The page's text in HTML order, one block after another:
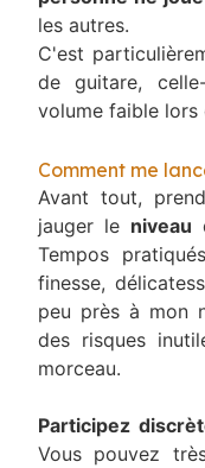
les autres.
C'est
de guitare,
volume faible lors
Comment me
Avant tout,
jauger le niveau
Tempos
finesse,
peu près à mon
des risques
morceau.
Participez
Vous pouvez